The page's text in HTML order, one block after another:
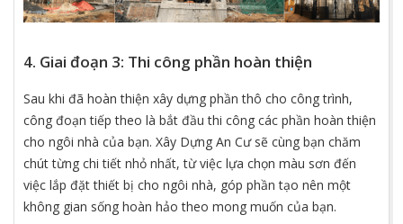
4. Giai đoạn 3: Thi công phần hoàn thiện
Sau khi đã hoàn thiện xây dựng phần thô cho công trình,
công đoạn tiếp theo là bắt đầu thi công các phần hoàn thiện
cho ngôi nhà của bạn. Xây Dựng An Cư sẽ cùng bạn chăm
chút từng chi tiết nhỏ nhất, từ việc lựa chọn màu sơn đến
việc lắp đặt thiết bị cho ngôi nhà, góp phần tạo nên một
không gian sống hoàn hảo theo mong muốn của bạn.